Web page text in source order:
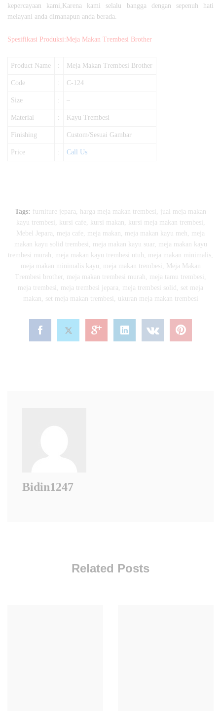
kepercayaan kami,Karena kami selalu bangga dengan sepenuh hati
melayani anda dimanapun anda berada.
Spesifikasi Produksi:Meja Makan Trembesi Brother
Product Name : Meja Makan Trembesi Brother
Code : C-124
Size : –
Material : Kayu Trembesi
Finishing Custom/Sesuai Gambar
Price : Call Us
Tags: furniture jepara, harga meja makan trembesi ,
jual meja makan
kayu trembesi , kursi cafe , kursi makan, kursi meja makan trembesi ,
Mebel Jepara, meja cafe , meja makan, meja makan kayu meh, meja
makan kayu solid trembesi , meja makan kayu suar , meja makan kayu
trembesi murah, meja makan kayu trembesi utuh, meja makan minimalis,
meja makan minimalis kayu, meja makan trembesi , Meja Makan
Trembesi brother , meja makan trembesi murah, meja tamu trembesi ,
meja trembesi , meja trembesi jepara, meja trembesi solid , set meja
makan, set meja makan trembesi , ukuran meja makan trembesi
Bidin1247
Related Posts